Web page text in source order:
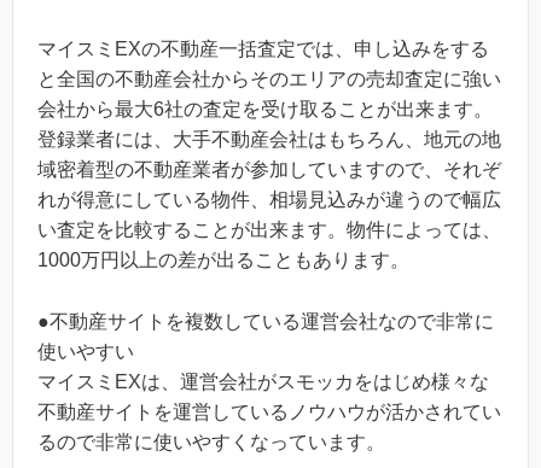
マイスミEXの不動産一括査定では、申し込みをする
と全国の不動産会社からそのエリアの売却査定に強い
会社から最大6社の査定を受け取ることが出来ます。
登録業者には、大手不動産会社はもちろん、地元の地
域密着型の不動産業者が参加していますので、それぞ
れが得意にしている物件、相場見込みが違うので幅広
い査定を比較することが出来ます。物件によっては、
1000万円以上の差が出ることもあります。
●不動産サイトを複数している運営会社なので非常に
使いやすい
マイスミEXは、運営会社がスモッカをはじめ様々な
不動産サイトを運営しているノウハウが活かされてい
るので非常に使いやすくなっています。